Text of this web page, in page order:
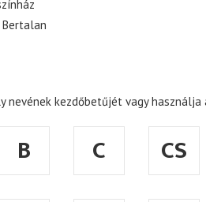
Bertalan
nevének kezdőbetűjét vagy használja
B C CS